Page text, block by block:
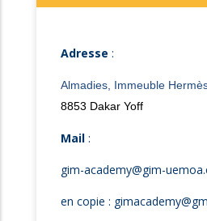
Adresse :
Almadies, Immeuble
8853 Dakar Yoff
Mail :
gim-academy@gim-
en copie :